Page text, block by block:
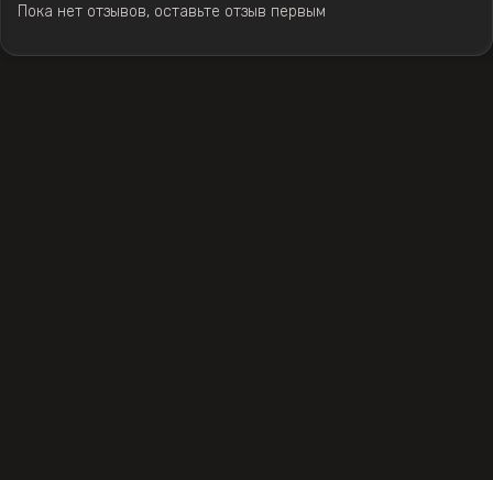
Пока нет отзывов, оставьте отзыв первым